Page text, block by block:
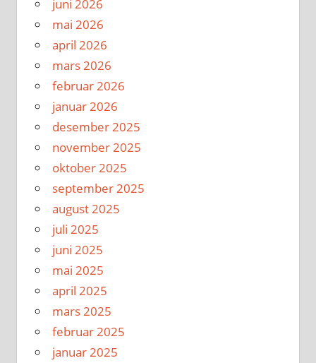
juni 2026
mai 2026
april 2026
mars 2026
februar 2026
januar 2026
desember 2025
november 2025
oktober 2025
september 2025
august 2025
juli 2025
juni 2025
mai 2025
april 2025
mars 2025
februar 2025
januar 2025